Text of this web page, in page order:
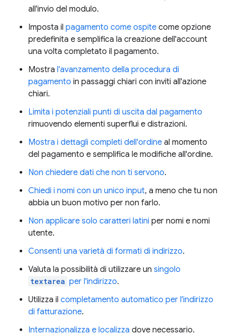
all'invio del modulo.
Imposta il pagamento come ospite come opzione
predefinita e semplifica la creazione dell'account
una volta completato il pagamento.
Mostra l'avanzamento della procedura di
pagamento in passaggi chiari con inviti all'azione
chiari.
Limita i potenziali punti di uscita dal pagamento
rimuovendo elementi superflui e distrazioni.
Mostra i dettagli completi dell'ordine al momento
del pagamento e semplifica le modifiche all'ordine.
Non chiedere dati che non ti servono.
Chiedi i nomi con un unico input, a meno che tu non
abbia un buon motivo per non farlo.
Non applicare solo caratteri latini per nomi e nomi
utente.
Consenti una varietà di formati di indirizzo.
Valuta la possibilità di utilizzare un singolo
textarea per l'indirizzo.
Utilizza il completamento automatico per l'indirizzo
di fatturazione.
Internazionalizza e localizza dove necessario.